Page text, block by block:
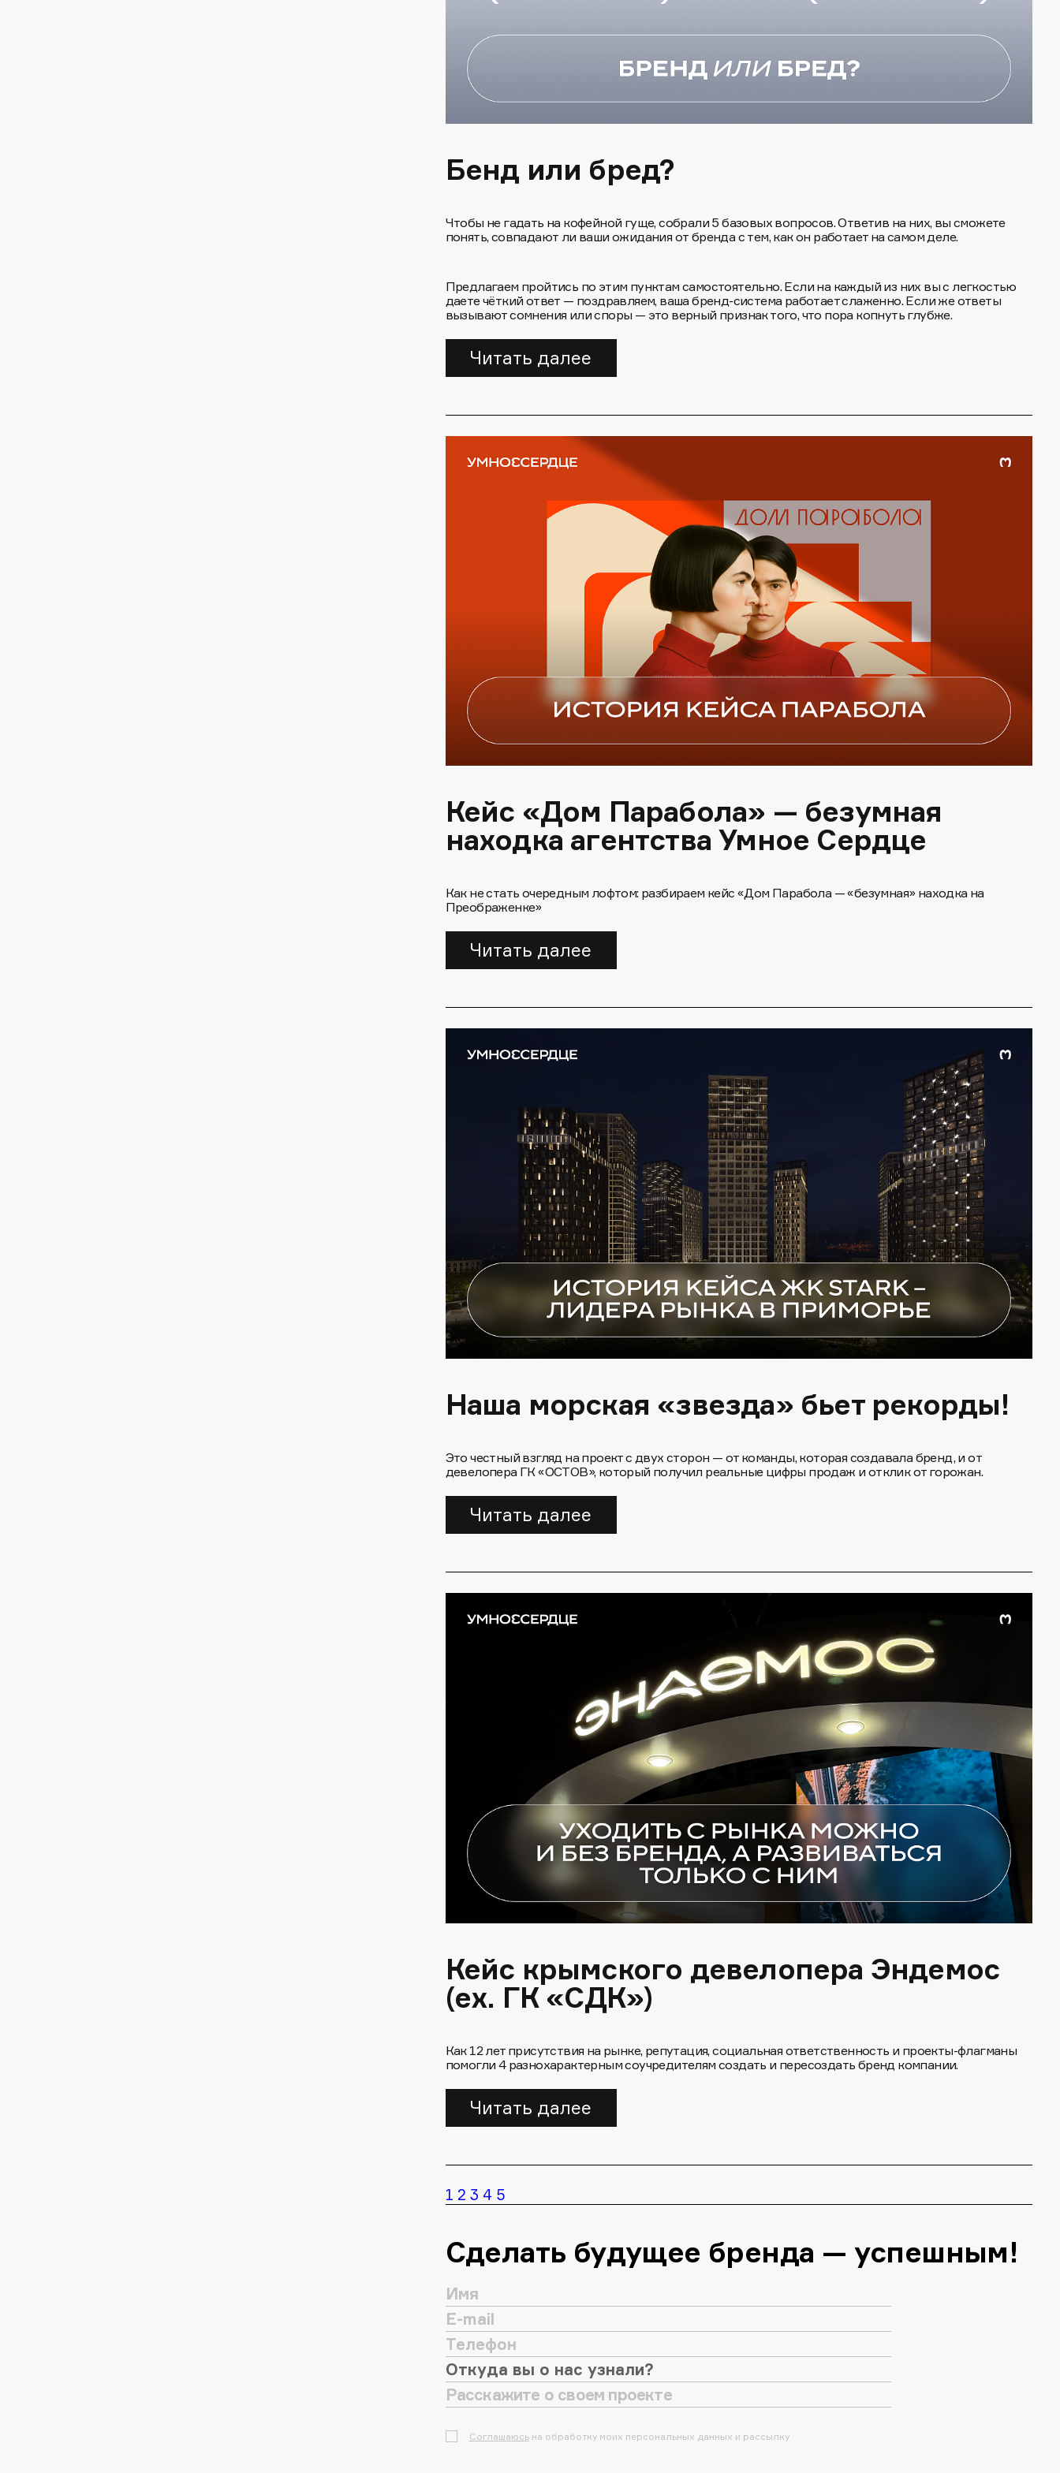
Бенд или бред?
Чтобы не гадать на кофейной гуще, собрали 5 базовых вопросов. Ответив на них, вы сможете
понять, совпадают ли ваши ожидания от бренда с тем, как он работает на самом деле.
Предлагаем пройтись по этим пунктам самостоятельно. Если на каждый из них вы с легкостью
даете чёткий ответ — поздравляем, ваша бренд-система работает слаженно. Если же ответы
вызывают сомнения или споры — это верный признак того, что пора копнуть глубже.
Читать далее
Кейс «Дом Парабола» — безумная
находка агентства Умное Сердце
Как не стать очередным лофтом: разбираем кейс «Дом Парабола — «безумная» находка на
Преображенке»
Читать далее
Наша морская «звезда» бьет рекорды!
Это честный взгляд на проект с двух сторон — от команды, которая создавала бренд, и от
девелопера ГК «ОСТОВ», который получил реальные цифры продаж и отклик от горожан.
Читать далее
Кейс крымского девелопера Эндемос
(ex. ГК «СДК»)
Как 12 лет присутствия на рынке, репутация, социальная ответственность и проекты-флагманы
помогли 4 разнохарактерным соучредителям создать и пересоздать бренд компании.
Читать далее
1 2 3 4 5
Сделать будущее бренда — успешным!
Соглашаюсьна обработку моих персональных данных и рассылку